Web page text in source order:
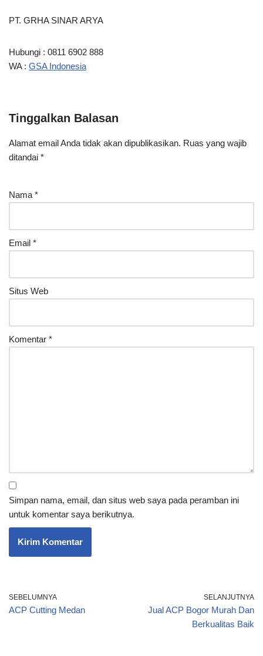
PT. GRHA SINAR ARYA
Hubungi : 0811 6902 888
WA : GSA Indonesia
Tinggalkan Balasan
Alamat email Anda tidak akan dipublikasikan. Ruas yang wajib
ditandai *
Nama *
Email *
Situs Web
Komentar *
Simpan nama, email, dan situs web saya pada peramban ini
untuk komentar saya berikutnya.
SEBELUMNYA
ACP Cutting Medan
SELANJUTNYA
Jual ACP Bogor Murah Dan
Berkualitas Baik